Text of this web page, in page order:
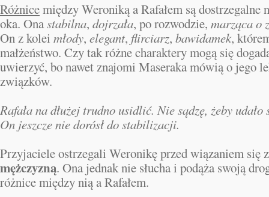
Różnicemiędzy Weroniką a Rafałem są dostrzegalne
oka. Onastabilna, dojrzała, po rozwodzie, marząca o
On z kolei młody, elegant, flirciarz, bawidamek,
małżeństwo. Czy tak różne charaktery mogą się
uwierzyć, bo nawet znajomi Maseraka mówią o jego
związków.
Rafała na dłużej trudno usidlić. Nie sądzę, żeby
On jeszcze nie dorósł do stabilizacji.
Przyjaciele ostrzegali Weronikę przed wiązaniem się
mężczyzną. Ona jednak nie słucha i podąża swoją
różnice między nią a Rafałem.